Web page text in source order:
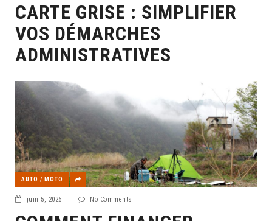
CARTE GRISE : SIMPLIFIER
VOS DÉMARCHES
ADMINISTRATIVES
AUTO / MOTO
juin 5, 2026 No Comments